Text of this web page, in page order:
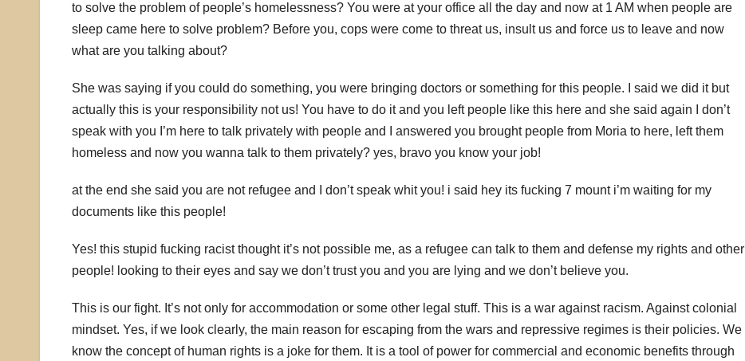
to solve the problem of people’s homelessness? You were at your office all the day and now at 1 AM when people are
sleep came here to solve problem? Before you, cops were come to threat us, insult us and force us to leave and now
what are you talking about?
She was saying if you could do something, you were bringing doctors or something for this people. I said we did it but
actually this is your responsibility not us! You have to do it and you left people like this here and she said again I don’t
speak with you I’m here to talk privately with people and I answered you brought people from Moria to here, left them
homeless and now you wanna talk to them privately? yes, bravo you know your job!
at the end she said you are not refugee and I don’t speak whit you! i said hey its fucking 7 mount i’m waiting for my
documents like this people!
Yes! this stupid fucking racist thought it’s not possible me, as a refugee can talk to them and defense my rights and other
people! looking to their eyes and say we don’t trust you and you are lying and we don’t believe you.
This is our fight. It’s not only for accommodation or some other legal stuff. This is a war against racism. Against colonial
mindset. Yes, if we look clearly, the main reason for escaping from the wars and repressive regimes is their policies. We
know the concept of human rights is a joke for them. It is a tool of power for commercial and economic benefits through